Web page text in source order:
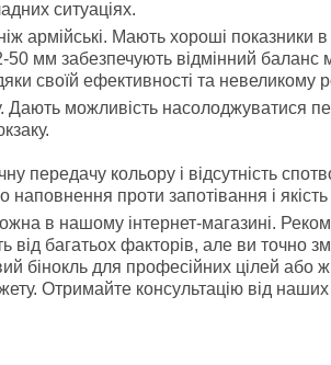
ситуаціях.
армійські. Мають хороші показники
мм забезпечують відмінний баланс
своїй ефективності та невеликому
Дають можливість насолоджуватися
передачу кольору і відсутність
наповнення проти запотівання і
в нашому інтернет-магазині.
від багатьох факторів, але ви точно
бінокль для професійних цілей або
Отримайте консультацію від